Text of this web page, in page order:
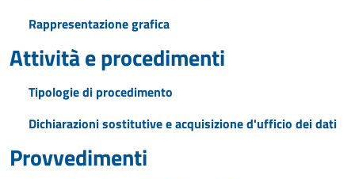
Rappresentazione grafica
Attività e procedimenti
Tipologie di procedimento
Dichiarazioni sostitutive e acquisizione d'ufficio dei dati
Provvedimenti